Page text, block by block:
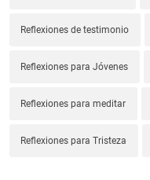
Reflexiones de testimonio
Reflexiones para Jóvenes
Reflexiones para meditar
Reflexiones para Tristeza